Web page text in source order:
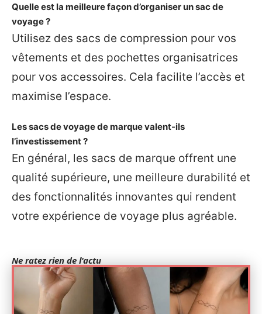
Quelle est la meilleure façon d’organiser un sac de
voyage ?
Utilisez des sacs de compression pour vos
vêtements et des pochettes organisatrices
pour vos accessoires. Cela facilite l’accès et
maximise l’espace.
Les sacs de voyage de marque valent-ils
l’investissement ?
En général, les sacs de marque offrent une
qualité supérieure, une meilleure durabilité et
des fonctionnalités innovantes qui rendent
votre expérience de voyage plus agréable.
Ne ratez rien de l'actu